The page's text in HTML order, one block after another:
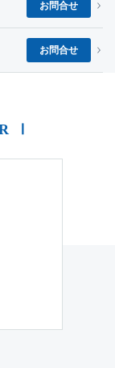
お問合せ
お問合せ
Ⅰ